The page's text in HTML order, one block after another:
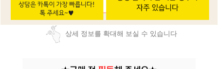
상세 정보를 확대해 보실 수 있습니다